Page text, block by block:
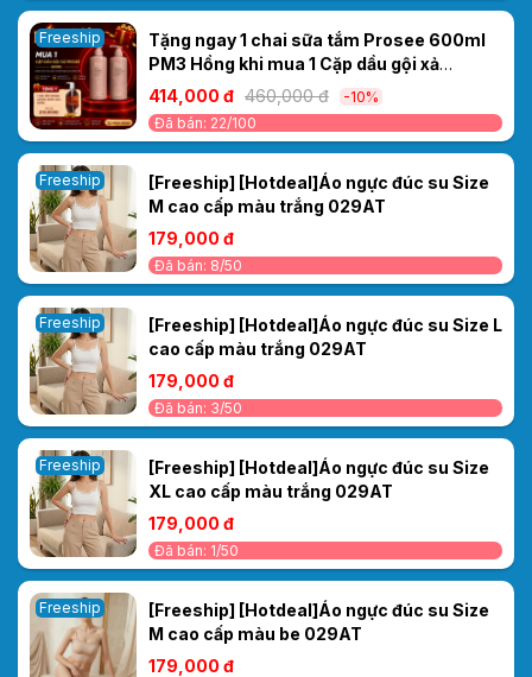
Freeship
Tặng ngay 1 chai sữa tắm Prosee 600ml
PM3 Hồng khi mua 1 Cặp dầu gội xả
Prosee PS2/PC2 Sakura Moisturizing
500ml – KHỬ MÙI MỒ HÔI DẦU- MIỄN PHÍ
SHIP
414,000 đ 460,000 đ
-10%
Đã bán: 22/100
Freeship
[Freeship] [Hotdeal]Áo ngực đúc su Size
M cao cấp màu trắng 029AT
179,000 đ
Đã bán: 8/50
Freeship
[Freeship] [Hotdeal]Áo ngực đúc su Size L
cao cấp màu trắng 029AT
179,000 đ
Đã bán: 3/50
Freeship
[Freeship] [Hotdeal]Áo ngực đúc su Size
XL cao cấp màu trắng 029AT
179,000 đ
Đã bán: 1/50
Freeship
[Freeship] [Hotdeal]Áo ngực đúc su Size
M cao cấp màu be 029AT
179,000 đ